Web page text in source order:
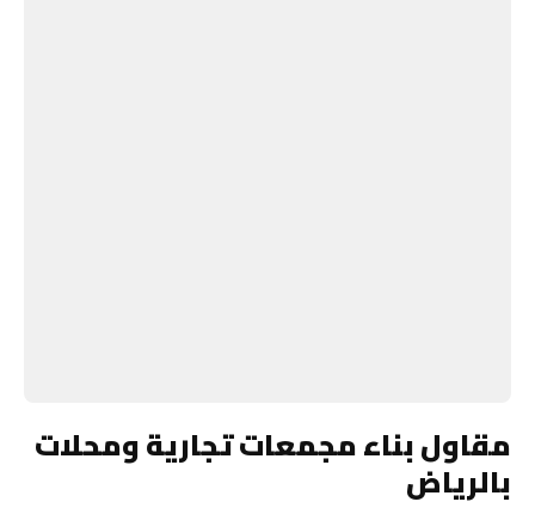
مقاول بناء مجمعات تجارية ومحلات
بالرياض